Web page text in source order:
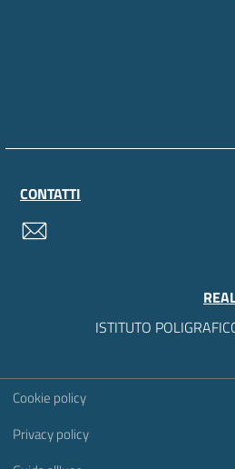
CONTATTI
ISTITUTO
Sezione Link Utili
Cookie policy
Privacy policy